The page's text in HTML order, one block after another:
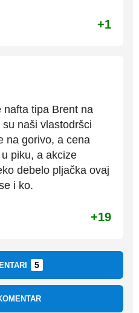
+1
nafta tipa Brent na
naši vlastodršci
na gorivo, a cena
piku, a akcize
debelo pljačka ovaj
i ko.
+19
5